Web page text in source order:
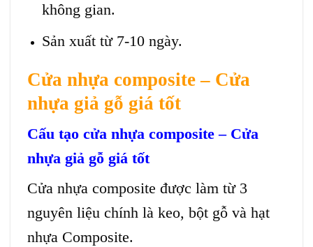
không gian.
Sản xuất từ 7-10 ngày.
Cửa nhựa composite – Cửa
nhựa giả gỗ giá tốt
Cấu tạo cửa nhựa composite – Cửa
nhựa giả gỗ giá tốt
Cửa nhựa composite được làm từ 3
nguyên liệu chính là keo, bột gỗ và hạt
nhựa Composite.